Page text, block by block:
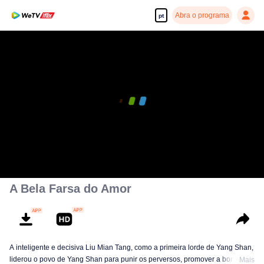
pt Abra o programa
A Bela Farsa do Amor
A inteligente e decisiva Liu Mian Tang, como a primeira lorde de Yang Shan,
liderou o povo de Yang Shan para punir os perversos, promover a bondade
Mais